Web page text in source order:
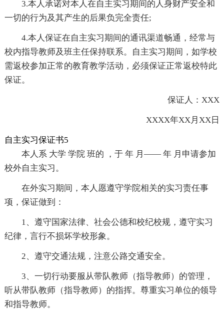
3.本人承诺对本人在自主实习期间的人身财产安全和
一切的行为及其产生的后果负完全责任;
4.本人保证在自主实习期间的通讯渠道畅通，经常与
校内指导教师及班主任保持联系。自主实习期间，如学校
需返校参加正常的教育教学活动，必须保证正常返校特此
保证。
保证人：XXX
XXXX年XX月XX日
自主实习保证书5
本人系 大学 学院 班的 ，于 年 月—— 年 月申请参加
校外自主实习。
在外实习期间，本人愿遵守学院相关的实习责任事
项，保证做到：
1、遵守国家法律、社会公德和校纪校规，遵守实习
纪律，言行不损坏学校形象。
2、遵守交通法规，注意公路交通安全。
3、一切行动要服从带队教师（指导教师）的管理，
听从带队教师（指导教师）的指挥。尊重实习单位的领导
和指导教师。